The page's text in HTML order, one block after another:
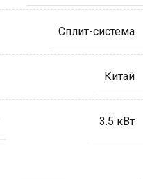
Сплит-система
Китай
3.5 кВт